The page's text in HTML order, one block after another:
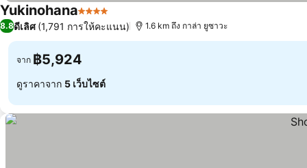
Yukinohana4 ดาว
8.8ดีเลิศ (1,791 การให้คะแนน) 1.6 km ถึง กาล่า ยูซาวะ
จาก ฿5,924
ดูราคาจาก 5 เว็บไซต์